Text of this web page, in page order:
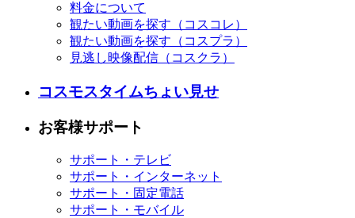
料金について
観たい動画を探す（コスコレ）
観たい動画を探す（コスプラ）
見逃し映像配信（コスクラ）
コスモスタイムちょい見せ
お客様サポート
サポート・テレビ
サポート・インターネット
サポート・固定電話
サポート・モバイル